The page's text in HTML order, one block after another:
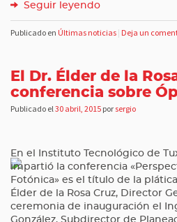
Seguir leyendo
Publicado en Últimas noticias | Deja un
El Dr. Élder de la
conferencia sobre
Publicado el30 abril, 2015 por sergio
En el Instituto Tecnológico de
impartió la conferencia
Fotónica» es el título de la
Élder de la Rosa Cruz, Director
ceremonia de inauguración el